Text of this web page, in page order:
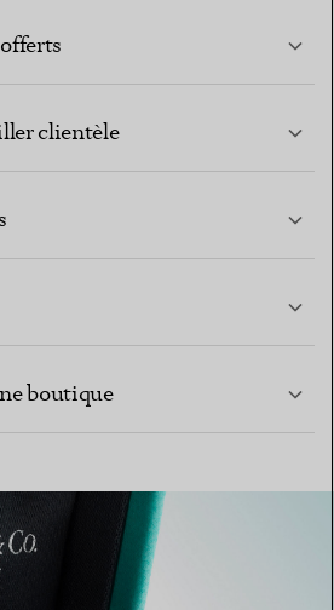
clientèle
boutique
PLUS PROCHE